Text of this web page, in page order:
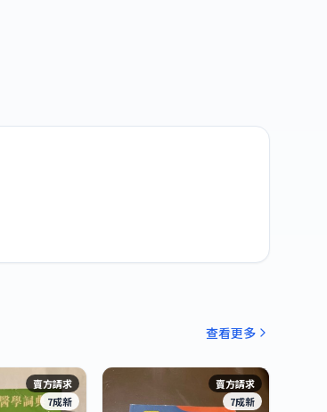
查看更多
賣方請求
7成新
賣方請求
7成新